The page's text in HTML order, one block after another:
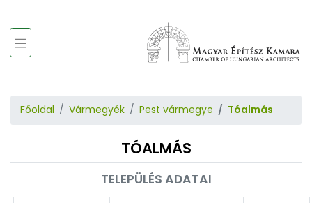
Főoldal Vármegyék Pest vármegye Tóalmás
TÓALMÁS
TELEPÜLÉS ADATAI